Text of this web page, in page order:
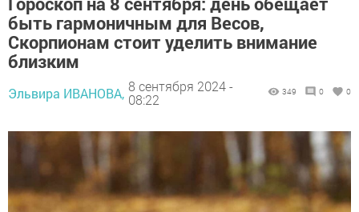
быть гармоничным для Весов,
Скорпионам стоит уделить внимание
близким
Эльвира ИВАНОВА, 8 сентября 2024 -
08:22
349 0 0